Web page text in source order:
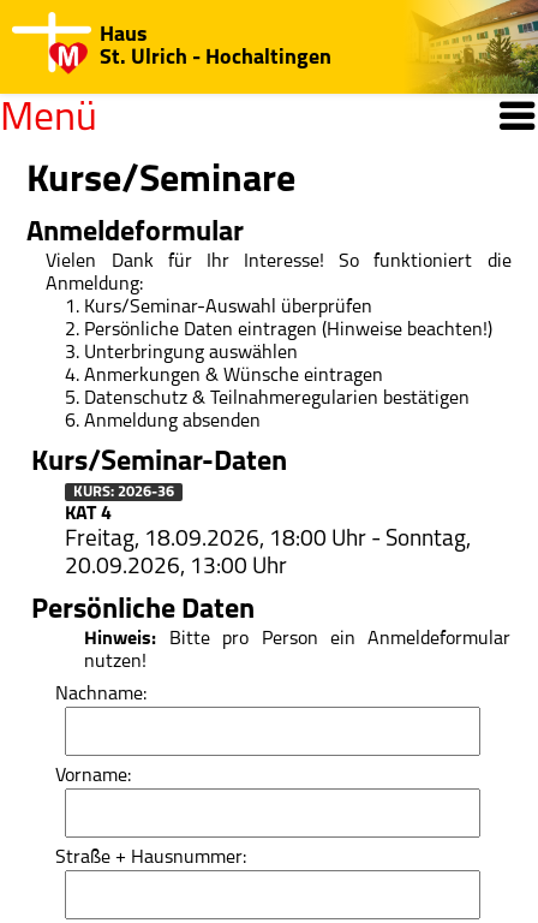
Haus
St. Ulrich - Hochaltingen
Menü
Willkommen
Open submenu
Kurse/Seminare
Jahresprogramm
Regularien/Hinweise
Katechisten-Kurs
Medien-Center
Open submenu
Haus St. Ulrich
Spiritualität
Träger des Hauses
St.-Ulrich-Stiftung
Spenden/Finanzierung
„Fest des Dankes”
Kontakt
Kurse/Seminare
Anmeldeformular
Vielen Dank für Ihr Interesse! So funktioniert die
Anmeldung:
Kurs/Seminar-Auswahl überprüfen
Persönliche Daten eintragen (Hinweise beachten!)
Unterbringung auswählen
Anmerkungen & Wünsche eintragen
Datenschutz & Teilnahmeregularien bestätigen
Anmeldung absenden
Kurs/Seminar-Daten
KURS: 2026-36
KAT 4
Freitag, 18.09.2026, 18:00 Uhr - Sonntag,
20.09.2026, 13:00 Uhr
Persönliche Daten
Hinweis: Bitte pro Person ein Anmeldeformular
nutzen!
Nachname:
Vorname:
Straße + Hausnummer: